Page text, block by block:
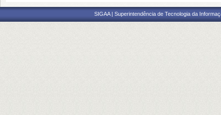
SIGAA | Superintendência de Tecnologia da